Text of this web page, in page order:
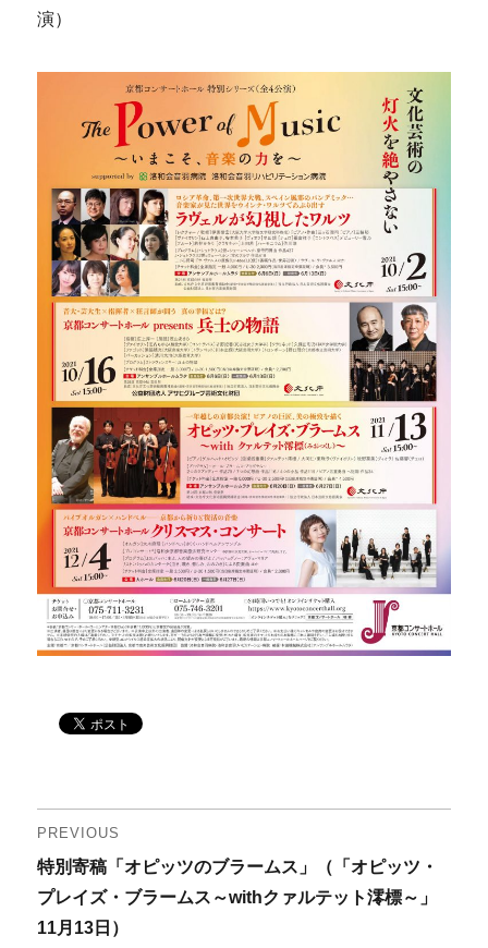
演）
投
稿
ナ
PREVIOUS
Previous
post:
特別寄稿「オピッツのブラームス」（「オピッツ・
プレイズ・ブラームス～withクァルテット澪標～」
11月13日）